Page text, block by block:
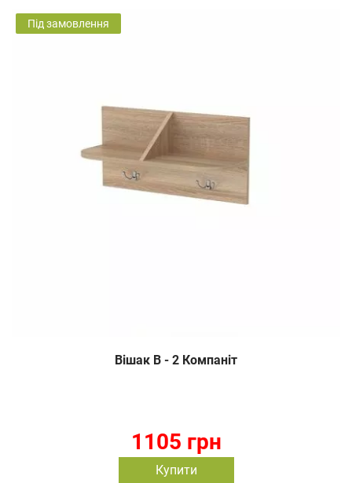
Під замовлення
Вішак В - 2 Компаніт
1105 грн
Купити